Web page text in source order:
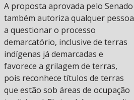
A proposta aprovada pelo Senado
também autoriza qualquer pessoa
a questionar o processo
demarcatório, inclusive de terras
indígenas já demarcadas e
favorece a grilagem de terras,
pois reconhece títulos de terras
que estão sob áreas de ocupação